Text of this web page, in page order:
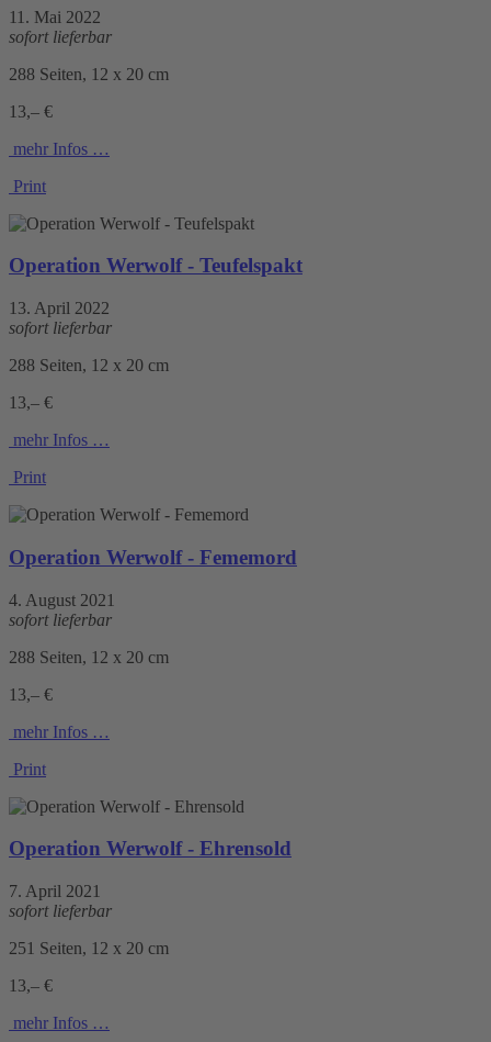
11. Mai 2022
sofort lieferbar
288 Seiten, 12 x 20 cm
13,– €
mehr Infos …
Print
Operation Werwolf - Teufelspakt
13. April 2022
sofort lieferbar
288 Seiten, 12 x 20 cm
13,– €
mehr Infos …
Print
Operation Werwolf - Fememord
4. August 2021
sofort lieferbar
288 Seiten, 12 x 20 cm
13,– €
mehr Infos …
Print
Operation Werwolf - Ehrensold
7. April 2021
sofort lieferbar
251 Seiten, 12 x 20 cm
13,– €
mehr Infos …